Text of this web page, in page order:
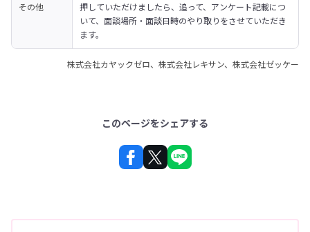
その他
押していただけましたら、追って、アンケート記載につ
いて、面談場所・面談日時のやり取りをさせていただき
ます。
株式会社カヤックゼロ、株式会社レキサン、株式会社ゼッケー
このページをシェアする